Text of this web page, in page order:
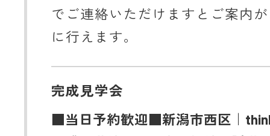
でご連絡いただけますとご案内
に行えます。
完成見学会
■当日予約歓迎■新潟市西区｜